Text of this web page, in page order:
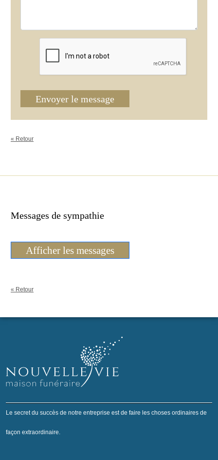
Envoyer le message
« Retour
Messages de sympathie
Afficher les messages
« Retour
Le secret du succès de notre entreprise est de faire les choses ordinaires de
façon extraordinaire.